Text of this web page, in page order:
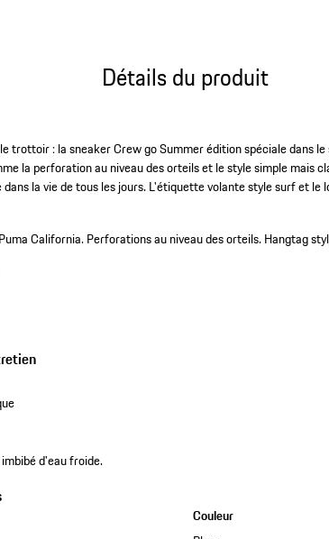
Détails du produit
trottoir : la sneaker Crew go Summer édition spéciale dans
la perforation au niveau des orteils et le style simple mais
la vie de tous les jours. L'étiquette volante style surf et
California.Perforations au niveau des orteils.Hangtag
d'eau froide.
Couleur